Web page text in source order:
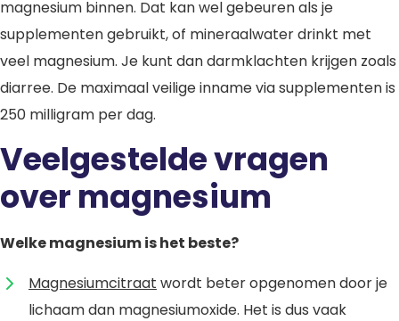
magnesium binnen. Dat kan wel gebeuren als je
supplementen gebruikt, of mineraalwater drinkt met
veel magnesium. Je kunt dan darmklachten krijgen zoals
diarree. De maximaal veilige inname via supplementen is
250 milligram per dag.
Veelgestelde vragen
over magnesium
Welke magnesium is het beste?
Magnesiumcitraat wordt beter opgenomen door je
lichaam dan magnesiumoxide. Het is dus vaak